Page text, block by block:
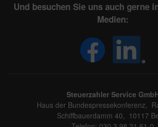
Und besuchen Sie uns auch gerne
Medien:
Steuerzahler Service
Haus der Bundespressekonferenz,
Schiffbauerdamm 40, 10117